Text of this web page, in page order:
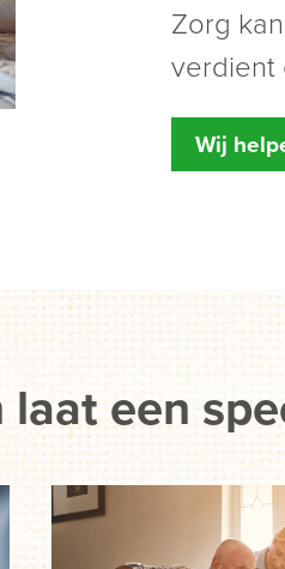
Zorg
verdient
Wij
een